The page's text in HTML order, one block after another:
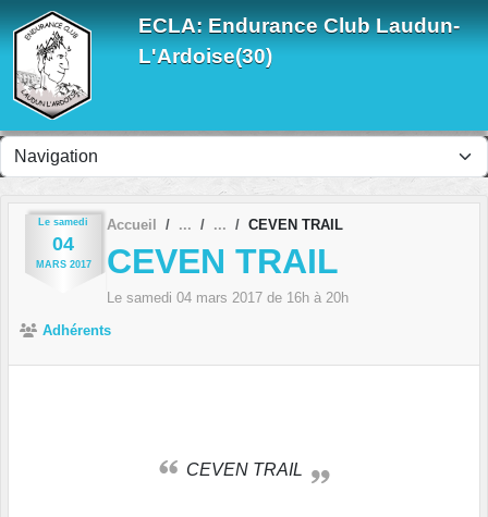
ECLA: Endurance Club Laudun-
L'Ardoise(30)
Le samedi
04
MARS 2017
Accueil CEVEN TRAIL
CEVEN TRAIL
Le samedi 04 mars 2017 de 16h à 20h
Adhérents
CEVEN TRAIL
Panneau de gestion des cookies